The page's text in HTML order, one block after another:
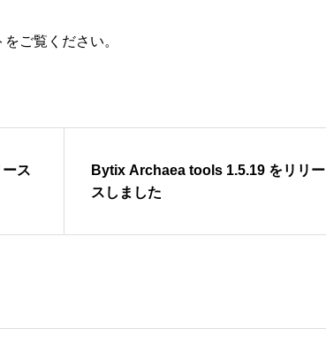
ご覧ください。
ス
Bytix Archaea tools 1.5.19 をリリー
スしました